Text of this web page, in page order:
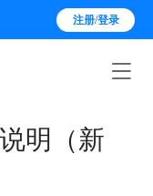
注册/登录

明（新